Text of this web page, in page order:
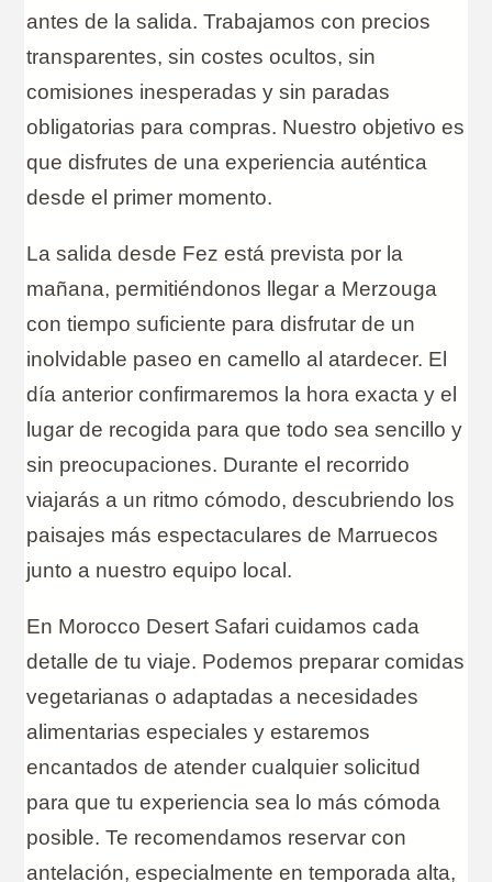
antes de la salida. Trabajamos con precios
transparentes, sin costes ocultos, sin
comisiones inesperadas y sin paradas
obligatorias para compras. Nuestro objetivo es
que disfrutes de una experiencia auténtica
desde el primer momento.
La salida desde Fez está prevista por la
mañana, permitiéndonos llegar a Merzouga
con tiempo suficiente para disfrutar de un
inolvidable paseo en camello al atardecer. El
día anterior confirmaremos la hora exacta y el
lugar de recogida para que todo sea sencillo y
sin preocupaciones. Durante el recorrido
viajarás a un ritmo cómodo, descubriendo los
paisajes más espectaculares de Marruecos
junto a nuestro equipo local.
En Morocco Desert Safari cuidamos cada
detalle de tu viaje. Podemos preparar comidas
vegetarianas o adaptadas a necesidades
alimentarias especiales y estaremos
encantados de atender cualquier solicitud
para que tu experiencia sea lo más cómoda
posible. Te recomendamos reservar con
antelación, especialmente en temporada alta,